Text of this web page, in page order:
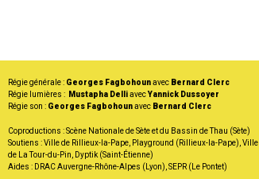
Régie générale : Georges Fagbohounavec Bernard Clerc
Régie lumières : Mustapha DelliavecYannick Dussoyer
Régie son : Georges Fagbohounavec Bernard Clerc
Coproductions : Scène Nationale de Sète et du Bassin de Thau (Sète)
Soutiens : Ville de Rillieux-la-Pape, Playground (Rillieux-la-Pape), Ville
de La Tour-du-Pin, Dyptik (Saint-Étienne)
Aides : DRAC Auvergne-Rhône-Alpes (Lyon), SEPR (Le Pontet)